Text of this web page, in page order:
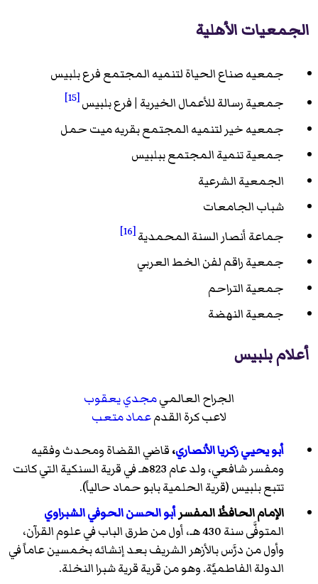
الجمعيات الأهلية
جمعيه صناع الحياة لتنميه المجتمع فرع بلبيس
جمعية رسالة للأعمال الخيرية | فرع بلبيس[15]
جمعيه خير لتنميه المجتمع بقريه ميت حمل
جمعية تنمية المجتمع ببلبيس
الجمعية الشرعية
شباب الجامعات
جماعة أنصار السنة المحمدية[16]
جمعية راقم لفن الخط العربي
جمعية التراحم
جمعية النهضة
أعلام بلبيس
الجراح العالميمجدي يعقوب
لاعب كرة القدمعماد متعب
أبو يحيي زكريا الأنصاري،قاضي القضاة ومحدث وفقيه
ومفسر شافعي، ولد عام 823هـ في قرية السنكية التي كانت
تتبع بلبيس (قرية الحلمية بابو حماد حالياً).
الإمام الحافظُ المفسرأبو الحسن الحوفي الشبراوي
المتوفَّى سنة 430 هـ، أول من طرق الباب في علوم القرآن،
وأول من درَّس بالأزهر الشريف بعد إنشائه بخمسين عاماً في
الدولة الفاطميَّة. وهو من قرية قرية شبرا النخلة.